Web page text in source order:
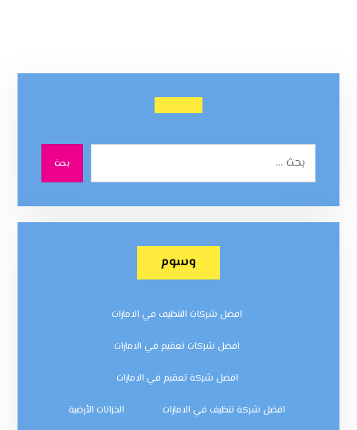
بحث
وسوم
افضل شركات التنظيف في الامارات
افضل شركات تعقيم في الامارات
افضل شركة تعقيم في الامارات
افضل شركة تنظيف في الامارات الخزانات الأرضية